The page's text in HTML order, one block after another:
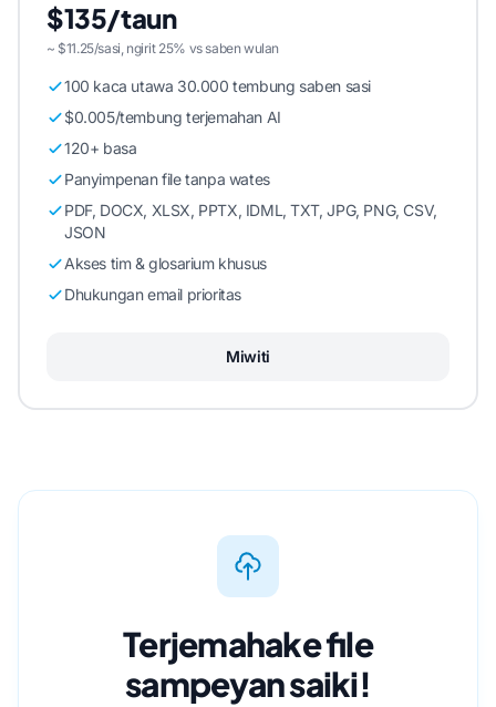
$135/taun
~ $11.25/sasi, ngirit 25% vs saben wulan
100 kaca utawa 30.000 tembung saben sasi
$0.005/tembung terjemahan AI
120+ basa
Panyimpenan file tanpa wates
PDF, DOCX, XLSX, PPTX, IDML, TXT, JPG, PNG, CSV,
JSON
Akses tim & glosarium khusus
Dhukungan email prioritas
Miwiti
Terjemahake file
sampeyan saiki!